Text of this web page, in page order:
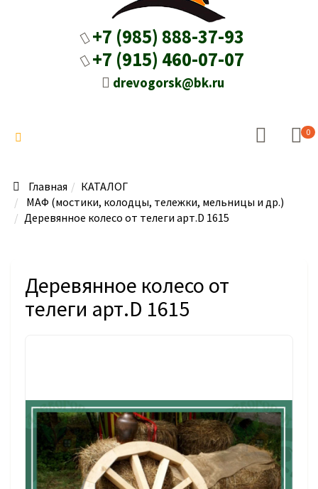
+7 (985) 888-37-93
+7 (915) 460-07-07
drevogorsk@bk.ru
0
Главная
КАТАЛОГ
МАФ (мостики, колодцы, тележки, мельницы и др.)
Деревянное колесо от телеги арт.D 1615
Деревянное колесо от
телеги арт.D 1615